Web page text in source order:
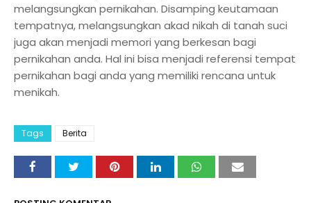
melangsungkan pernikahan. Disamping keutamaan
tempatnya, melangsungkan akad nikah di tanah suci
juga akan menjadi memori yang berkesan bagi
pernikahan anda. Hal ini bisa menjadi referensi tempat
pernikahan bagi anda yang memiliki rencana untuk
menikah.
Tags Berita